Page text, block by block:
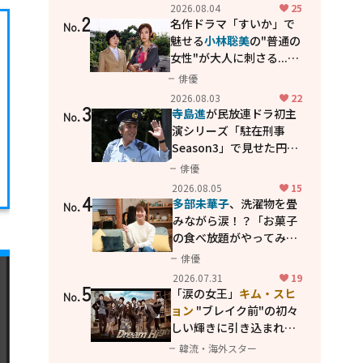
会えたら。」
2026.08.04 25
No.2
名作ドラマ「すいか」で
魅せる小林聡美の"普通の
女性"が大人に刺さる...映
画「かもめ食堂」にも通
じる静かな芝居
俳優
2026.08.03
22
No.3 寺島進が民放連ドラ初主
演シリーズ「駐在刑事
Season3」で見せた円熟
の演技
俳優
2026.08.05
15
No.4 多部未華子、洗濯物を畳
みながら涙！？「お菓子
の食べ放題がやってみた
い」ハンディファン4台の
暑さ対策も明かす
俳優
2026.07.31
19
No.5 「涙の女王」 キム・スヒ
ョン "ブレイク前"の初々
しい輝きに引き込まれ
る...2PM テギョン
韓流・海外スター